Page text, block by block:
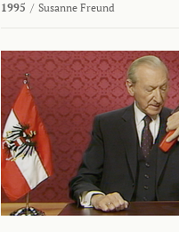
1995 / Susanne Freund